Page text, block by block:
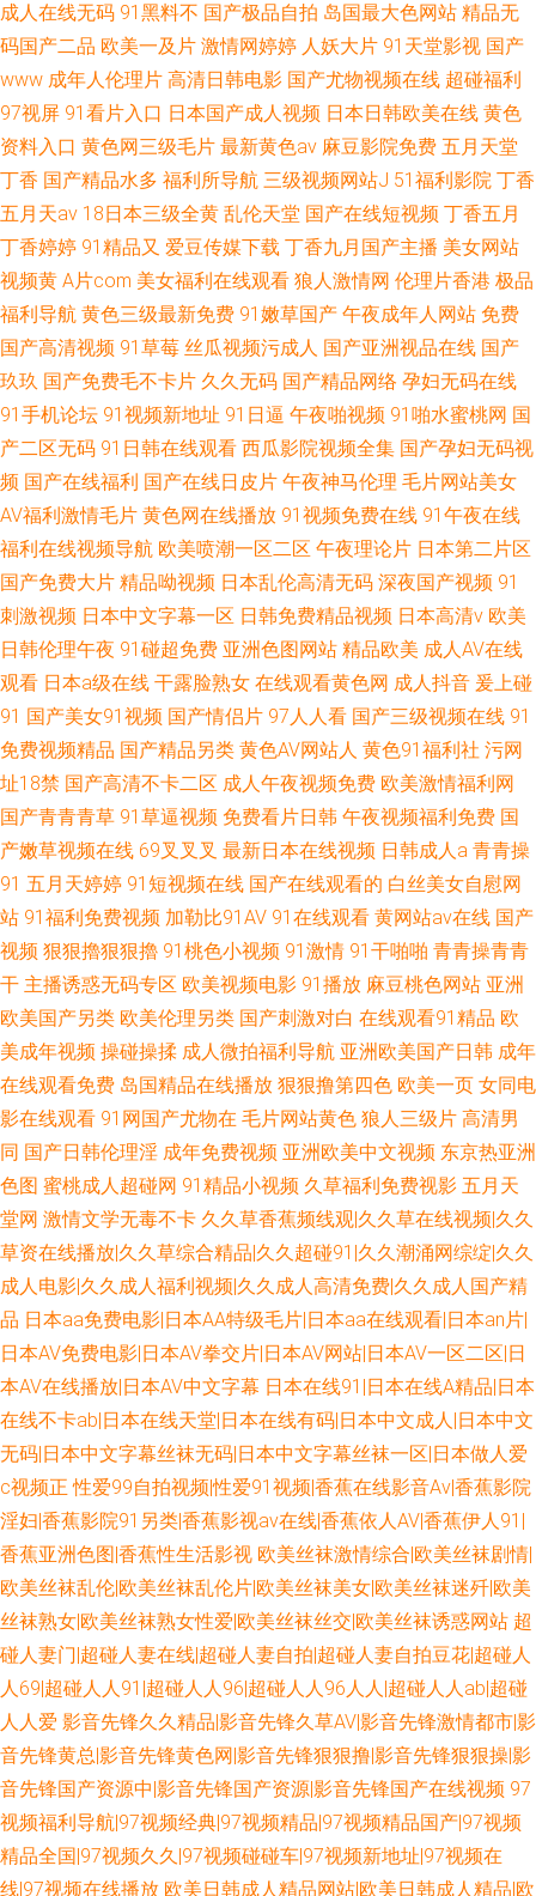
成人在线无码 91黑料不 国产极品自拍 岛国最大色网站 精品无
码国产二品 欧美一及片 激情网婷婷 人妖大片 91天堂影视 国产
www 成年人伦理片 高清日韩电影 国产尤物视频在线 超碰福利
97视屏 91看片入口 日本国产成人视频 日本日韩欧美在线 黄色
资料入口 黄色网三级毛片 最新黄色av 麻豆影院免费 五月天堂
丁香 国产精品水多 福利所导航 三级视频网站J 51福利影院 丁香
五月天av 18日本三级全黄 乱伦天堂 国产在线短视频 丁香五月
丁香婷婷 91精品又 爱豆传媒下载 丁香九月国产主播 美女网站
视频黄 A片com 美女福利在线观看 狼人激情网 伦理片香港 极品
福利导航 黄色三级最新免费 91嫩草国产 午夜成年人网站 免费
国产高清视频 91草莓 丝瓜视频污成人 国产亚洲视品在线 国产
玖玖 国产免费毛不卡片 久久无码 国产精品网络 孕妇无码在线
91手机论坛 91视频新地址 91日逼 午夜啪视频 91啪水蜜桃网 国
产二区无码 91日韩在线观看 西瓜影院视频全集 国产孕妇无码视
频 国产在线福利 国产在线日皮片 午夜神马伦理 毛片网站美女
AV福利激情毛片 黄色网在线播放 91视频免费在线 91午夜在线
福利在线视频导航 欧美喷潮一区二区 午夜理论片 日本第二片区
国产免费大片 精品呦视频 日本乱伦高清无码 深夜国产视频 91
刺激视频 日本中文字幕一区 日韩免费精品视频 日本高清v 欧美
日韩伦理午夜 91碰超免费 亚洲色图网站 精品欧美 成人AV在线
观看 日本a级在线 干露脸熟女 在线观看黄色网 成人抖音 爰上碰
91 国产美女91视频 国产情侣片 97人人看 国产三级视频在线 91
免费视频精品 国产精品另类 黄色AV网站人 黄色91福利社 污网
址18禁 国产高清不卡二区 成人午夜视频免费 欧美激情福利网
国产青青青草 91草逼视频 免费看片日韩 午夜视频福利免费 国
产嫩草视频在线 69叉叉叉 最新日本在线视频 日韩成人a 青青操
91 五月天婷婷 91短视频在线 国产在线观看的 白丝美女自慰网
站 91福利免费视频 加勒比91AV 91在线观看 黄网站av在线 国产
视频 狠狠擼狠狠擼 91桃色小视频 91激情 91干啪啪 青青操青青
干 主播诱惑无码专区 欧美视频电影 91播放 麻豆桃色网站 亚洲
欧美国产另类 欧美伦理另类 国产刺激对白 在线观看91精品 欧
美成年视频 操碰操揉 成人微拍福利导航 亚洲欧美国产日韩 成年
在线观看免费 岛国精品在线播放 狠狠撸第四色 欧美一页 女同电
影在线观看 91网国产尤物在 毛片网站黄色 狼人三级片 高清男
同 国产日韩伦理淫 成年免费视频 亚洲欧美中文视频 东京热亚洲
色图 蜜桃成人超碰网 91精品小视频 久草福利免费视影 五月天
堂网 激情文学无毒不卡 久久草香蕉频线观|久久草在线视频|久久
草资在线播放|久久草综合精品|久久超碰91|久久潮涌网综绽|久久
成人电影|久久成人福利视频|久久成人高清免费|久久成人国产精
品 日本aa免费电影|日本AA特级毛片|日本aa在线观看|日本an片|
日本AV免费电影|日本AV拳交片|日本AV网站|日本AV一区二区|日
本AV在线播放|日本AV中文字幕 日本在线91|日本在线A精品|日本
在线不卡ab|日本在线天堂|日本在线有码|日本中文成人|日本中文
无码|日本中文字幕丝袜无码|日本中文字幕丝袜一区|日本做人爱
c视频正 性爱99自拍视频|性爱91视频|香蕉在线影音Av|香蕉影院
淫妇|香蕉影院91另类|香蕉影视av在线|香蕉依人AV|香蕉伊人91|
香蕉亚洲色图|香蕉性生活影视 欧美丝袜激情综合|欧美丝袜剧情|
欧美丝袜乱伦|欧美丝袜乱伦片|欧美丝袜美女|欧美丝袜迷歼|欧美
丝袜熟女|欧美丝袜熟女性爱|欧美丝袜丝交|欧美丝袜诱惑网站 超
碰人妻门|超碰人妻在线|超碰人妻自拍|超碰人妻自拍豆花|超碰人
人69|超碰人人91|超碰人人96|超碰人人96人人|超碰人人ab|超碰
人人爱 影音先锋久久精品|影音先锋久草AV|影音先锋激情都市|影
音先锋黄总|影音先锋黄色网|影音先锋狠狠撸|影音先锋狠狠操|影
音先锋国产资源中|影音先锋国产资源|影音先锋国产在线视频 97
视频福利导航|97视频经典|97视频精品|97视频精品国产|97视频
精品全国|97视频久久|97视频碰碰车|97视频新地址|97视频在
线|97视频在线播放 欧美日韩成人精品网站|欧美日韩成人精品|欧